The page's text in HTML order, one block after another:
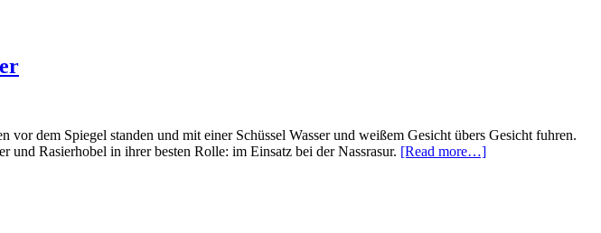
dem Spiegel standen und mit einer Schüssel Wasser und weißem Gesicht übers Gesicht fuhren.
und Rasierhobel in ihrer besten Rolle: im Einsatz bei der Nassrasur. [Read more…]about